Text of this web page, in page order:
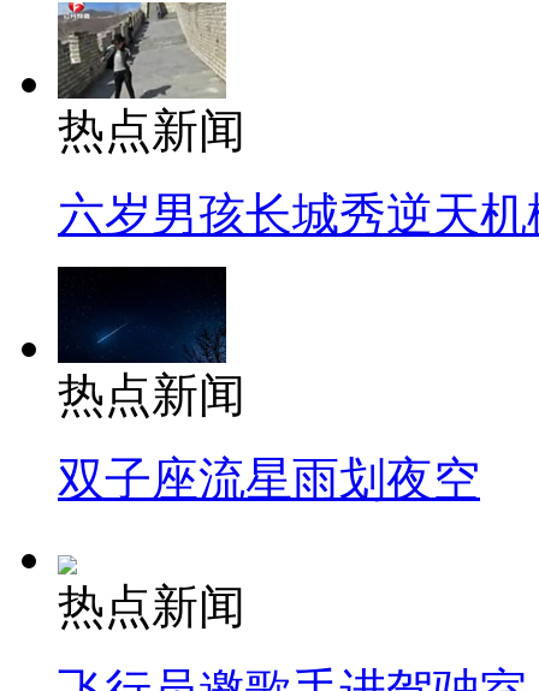
热点新闻
六岁男孩长城秀逆天机
热点新闻
双子座流星雨划夜空
热点新闻